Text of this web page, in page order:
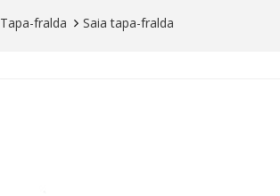
Tapa-fralda Saia tapa-fralda